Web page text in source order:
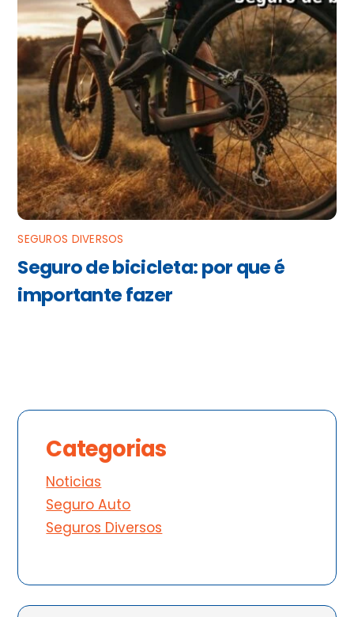
SEGUROS DIVERSOS
Seguro de bicicleta: por que é
importante fazer
Categorias
Noticias
Seguro Auto
Seguros Diversos